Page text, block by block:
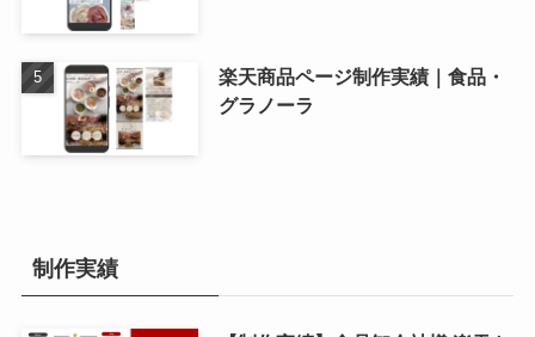
楽天商品ページ制作実績｜食品・
グラノーラ
制作実績